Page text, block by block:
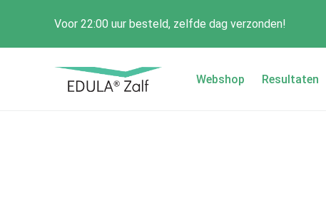
Voor 22:00 uur besteld, zelfde dag verzonden!
Webshop Resultaten